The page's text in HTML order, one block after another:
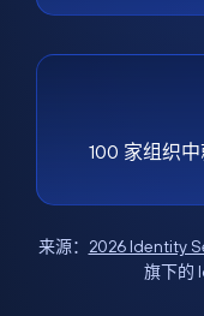
100 家组织中
来源： 2026 Identity
旗下的